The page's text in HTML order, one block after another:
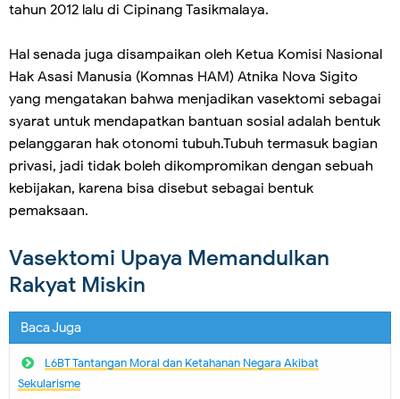
tahun 2012 lalu di Cipinang Tasikmalaya.
Hal senada juga disampaikan oleh Ketua Komisi Nasional
Hak Asasi Manusia (Komnas HAM) Atnika Nova Sigito
yang mengatakan bahwa menjadikan vasektomi sebagai
syarat untuk mendapatkan bantuan sosial adalah bentuk
pelanggaran hak otonomi tubuh.Tubuh termasuk bagian
privasi, jadi tidak boleh dikompromikan dengan sebuah
kebijakan, karena bisa disebut sebagai bentuk
pemaksaan.
Vasektomi Upaya Memandulkan
Rakyat Miskin
Baca Juga
L6BT Tantangan Moral dan Ketahanan Negara Akibat
Sekularisme